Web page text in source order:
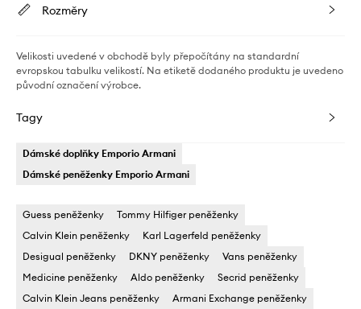
Rozměry
Velikosti uvedené v obchodě byly přepočítány na standardní
evropskou tabulku velikostí. Na etiketě dodaného produktu je uvedeno
původní označení výrobce.
Tagy
Dámské doplňky Emporio Armani
Dámské peněženky Emporio Armani
Guess peněženky
Tommy Hilfiger peněženky
Calvin Klein peněženky
Karl Lagerfeld peněženky
Desigual peněženky
DKNY peněženky
Vans peněženky
Medicine peněženky
Aldo peněženky
Secrid peněženky
Calvin Klein Jeans peněženky
Armani Exchange peněženky